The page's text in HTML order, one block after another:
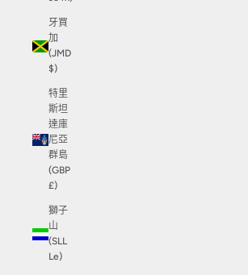
牙買
加
(JMD
$)
特里
斯坦
達庫
尼亞
群島
(GBP
£)
獅子
山
(SLL
Le)